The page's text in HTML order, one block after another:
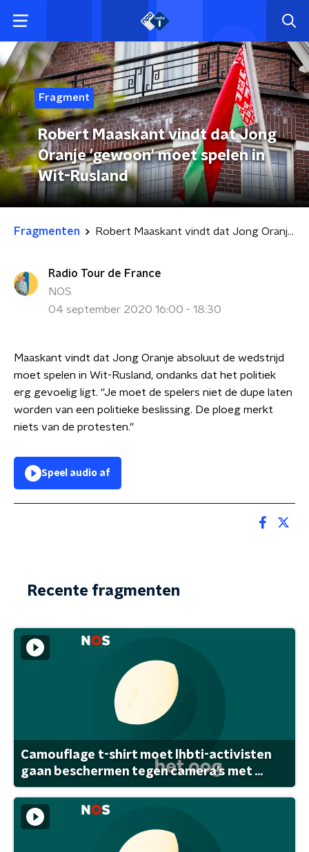
Fragment
Robert Maaskant vindt dat Jong
Oranje 'gewoon' moet spelen in
Wit-Rusland
Fragmenten Robert Maaskant vindt dat Jong Oranje 'gewoon' moet spelen in Wit-Rusland
Radio Tour de France
NOS
04 september 2020 16:00 - 18:30
Maaskant vindt dat Jong Oranje absoluut de wedstrijd
moet spelen in Wit-Rusland, ondanks dat het politiek
erg gevoelig ligt. ''Je moet de spelers niet de dupe laten
worden van een politieke beslissing. De ploeg merkt
niets van de protesten.''
Speel audio af
Recente fragmenten
Camouflage t-shirt moet lhbti-activisten
gaan beschermen tegen camera's met ...